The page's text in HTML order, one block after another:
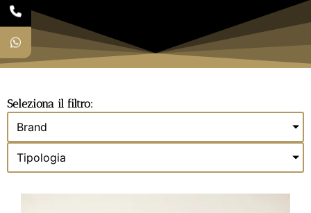
Seleziona il filtro:
Brand
Tipologia